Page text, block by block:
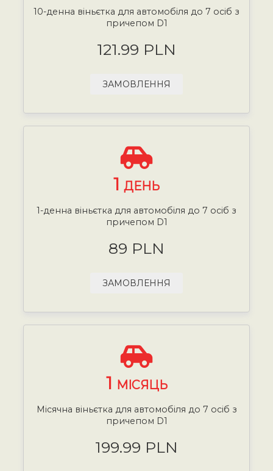
10-денна віньєтка для автомобіля до 7 осіб з
причепом D1
121.99 PLN
ЗАМОВЛЕННЯ
1 ДЕНЬ
1-денна віньєтка для автомобіля до 7 осіб з
причепом D1
89 PLN
ЗАМОВЛЕННЯ
1 МІСЯЦЬ
Місячна віньєтка для автомобіля до 7 осіб з
причепом D1
199.99 PLN